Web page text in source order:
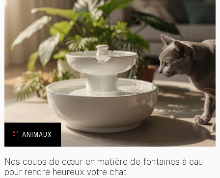
ANIMAUX
Nos coups de cœur en matière de fontaines à eau
pour rendre heureux votre chat